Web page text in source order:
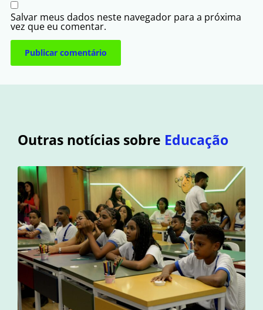
Salvar meus dados neste navegador para a próxima
vez que eu comentar.
Outras notícias sobre Educação